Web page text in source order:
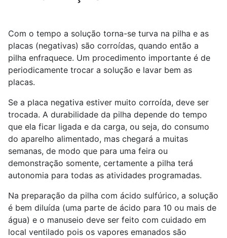
Com o tempo a solução torna-se turva na pilha e as
placas (negativas) são corroídas, quando então a
pilha enfraquece. Um procedimento importante é de
periodicamente trocar a solução e lavar bem as
placas.
Se a placa negativa estiver muito corroída, deve ser
trocada. A durabilidade da pilha depende do tempo
que ela ficar ligada e da carga, ou seja, do consumo
do aparelho alimentado, mas chegará a muitas
semanas, de modo que para uma feira ou
demonstração somente, certamente a pilha terá
autonomia para todas as atividades programadas.
Na preparação da pilha com ácido sulfúrico, a solução
é bem diluída (uma parte de ácido para 10 ou mais de
água) e o manuseio deve ser feito com cuidado em
local ventilado pois os vapores emanados são